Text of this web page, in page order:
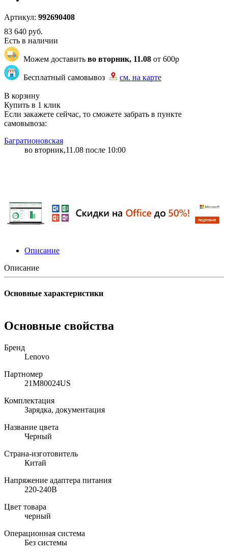
Артикул: 992690408
83 640 руб.
Есть в наличии
Можем доставить во вторник, 11.08 от 600р
Бесплатный самовывоз
см. на карте
В корзину
Купить в 1 клик
Если закажете сейчас, то сможете забрать в пункте
самовывоза:
Багратионовская
во вторник,11.08 после 10:00
Описание
Описание
Основные характеристики
Основные свойства
Бренд
Lenovo
Партномер
21M80024US
Комплектация
Зарядка, документация
Название цвета
Черный
Страна-изготовитель
Китай
Напряжение адаптера питания
220-240В
Цвет товара
черный
Операционная система
Без системы